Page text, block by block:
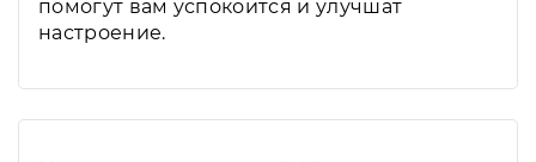
помогут вам успокоится и улучшат
настроение.